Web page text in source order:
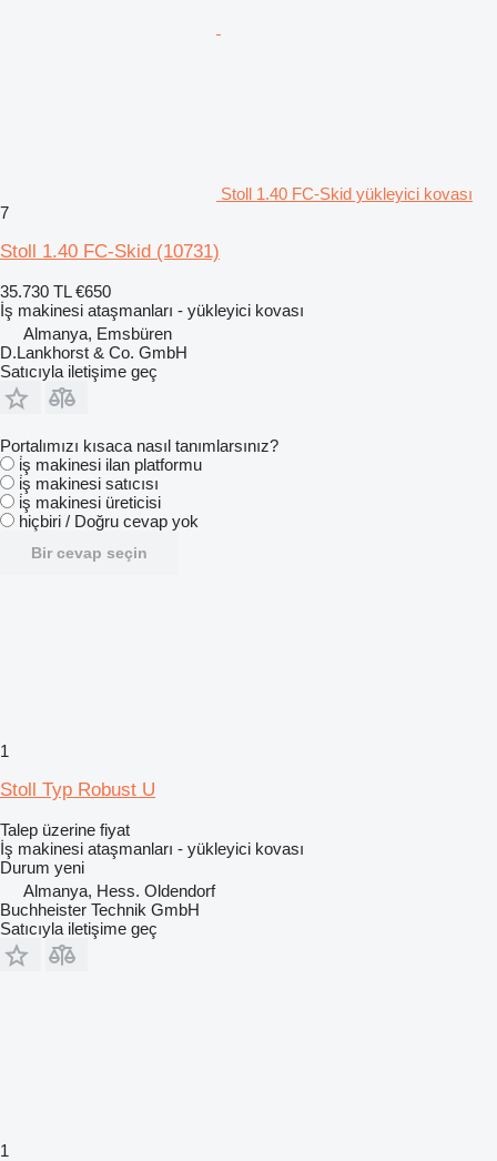
Stoll 1.40 FC-Skid yükleyici kovası
7
Stoll 1.40 FC-Skid (10731)
35.730 TL €650
İş makinesi ataşmanları - yükleyici kovası
Almanya, Emsbüren
D.Lankhorst & Co. GmbH
Satıcıyla iletişime geç
Portalımızı kısaca nasıl tanımlarsınız?
i̇ş makinesi ilan platformu
i̇ş makinesi satıcısı
i̇ş makinesi üreticisi
hiçbiri / Doğru cevap yok
Bir cevap seçin
1
Stoll Typ Robust U
Talep üzerine fiyat
İş makinesi ataşmanları - yükleyici kovası
Durum yeni
Almanya, Hess. Oldendorf
Buchheister Technik GmbH
Satıcıyla iletişime geç
1